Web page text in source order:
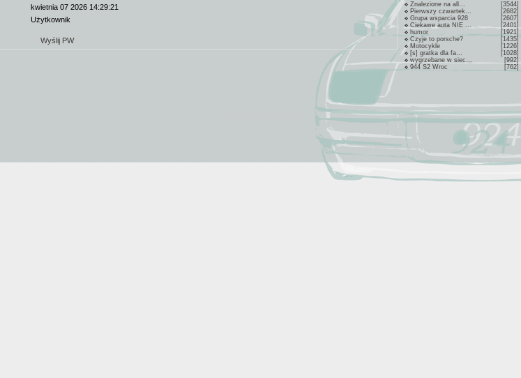
kwietnia 07 2026 14:29:21
Użytkownik
Wyślij PW
Znalezione na all...
[3544]
Pierwszy czwartek...
[2682]
Grupa wsparcia 928
[2607]
Ciekawe auta NIE ...
[2401]
humor
[1921]
Czyje to porsche?
[1435]
Motocykle
[1226]
[s] gratka dla fa...
[1028]
wygrzebane w siec...
[992]
944 S2 Wroc
[762]